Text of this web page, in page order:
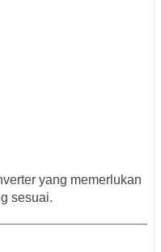
yang memerlukan
sesuai.